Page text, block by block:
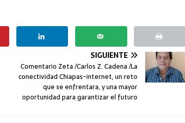
SIGUIENTE
Comentario Zeta /Carlos Z. Cadena /La
conectividad Chiapas-internet, un reto
que se enfrentara, y una mayor
oportunidad para garantizar el futuro